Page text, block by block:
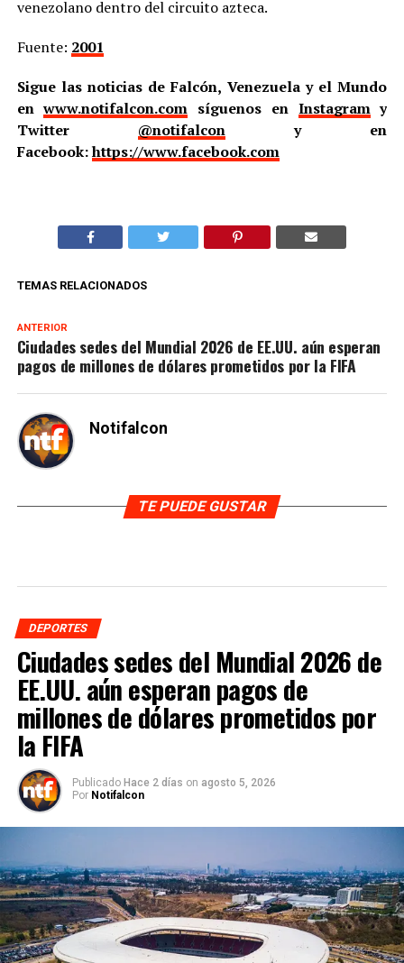
venezolano dentro del circuito azteca.
Fuente: 2001
Sigue las noticias de Falcón, Venezuela y el Mundo
enwww.notifalcon.com síguenos en Instagramy
Twitter @notifalcony en
Facebook:https://www.facebook.com
TEMAS RELACIONADOS
ANTERIOR
Ciudades sedes del Mundial 2026 de EE.UU. aún esperan
pagos de millones de dólares prometidos por la FIFA
Notifalcon
TE PUEDE GUSTAR
DEPORTES
Ciudades sedes del Mundial 2026 de
EE.UU. aún esperan pagos de
millones de dólares prometidos por
la FIFA
Publicado Hace 2 días on agosto 5, 2026
Por Notifalcon